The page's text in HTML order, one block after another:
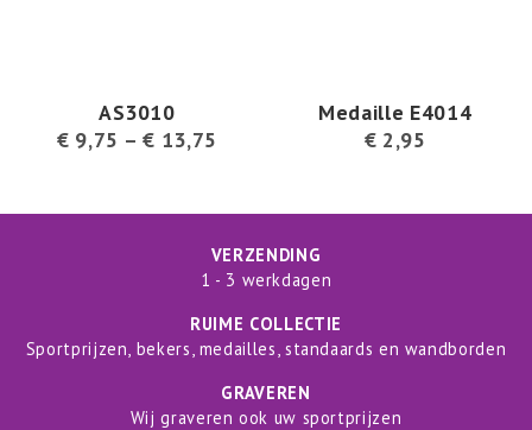
AS3010
€ 9,75 – € 13,75
Medaille E4014
€ 2,95
VERZENDING
1 - 3 werkdagen
RUIME COLLECTIE
Sportprijzen, bekers, medailles, standaards en wandborden
GRAVEREN
Wij graveren ook uw sportprijzen